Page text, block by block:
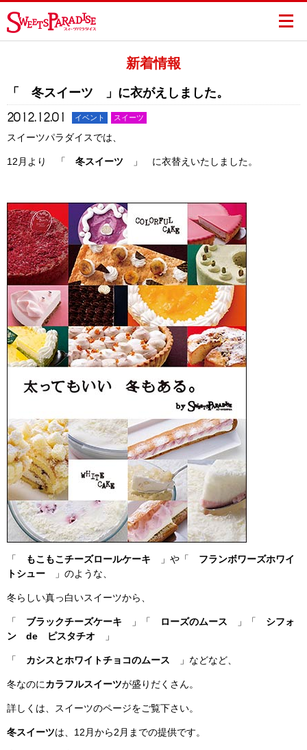
新着情報
「 冬スイーツ 」に衣がえしました。
2012.12.01 イベント スイーツ
スイーツパラダイスでは、
12月より 「 冬スイーツ 」 に衣替えいたしました。
「 もこもこチーズロールケーキ 」や「 フランボワーズホワイ
トシュー 」のような、
冬らしい真っ白いスイーツから、
「 ブラックチーズケーキ 」「 ローズのムース 」「 シフォ
ン de ピスタチオ
」
「 カシスとホワイトチョコのムース 」などなど、
冬なのにカラフルスイーツが盛りだくさん。
詳しくは、スイーツのページをご覧下さい。
冬スイーツは、12月から2月までの提供です。